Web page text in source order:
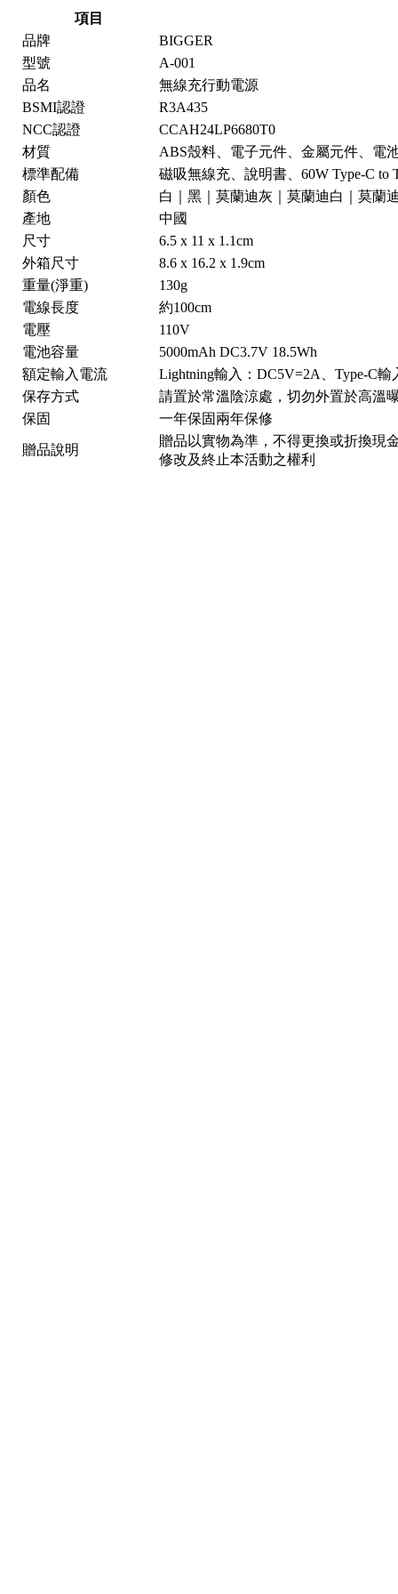
項目
品牌
BIGGER
型號
A-001
品名
無線充行動電源
BSMI認證
R3A435
NCC認證
CCAH24LP6680T0
材質
ABS殼料、電子元件、金屬元件、電
標準配備
磁吸無線充、說明書、60W Type-C to
顏色
白｜黑｜莫蘭迪灰｜莫蘭迪白｜莫蘭
產地
中國
尺寸
6.5 x 11 x 1.1cm
外箱尺寸
8.6 x 16.2 x 1.9cm
重量(淨重)
130g
電線長度
約100cm
電壓
110V
電池容量
5000mAh DC3.7V 18.5Wh
額定輸入電流
Lightning輸入：DC5V=2A、Type-C
保存方式
請置於常溫陰涼處，切勿外置於高溫
保固
一年保固兩年保修
贈品說明
贈品以實物為準，不得更換或折換現
修改及終止本活動之權利